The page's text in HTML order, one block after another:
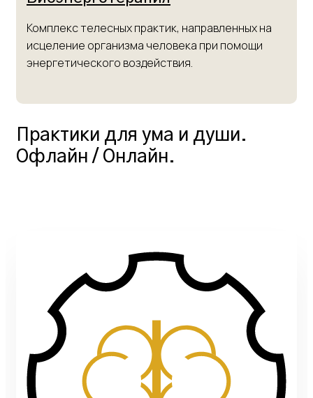
Комплекс телесных практик, направленных на
исцеление организма человека при помощи
энергетического воздействия.
Практики для ума и души.
Офлайн / Онлайн.